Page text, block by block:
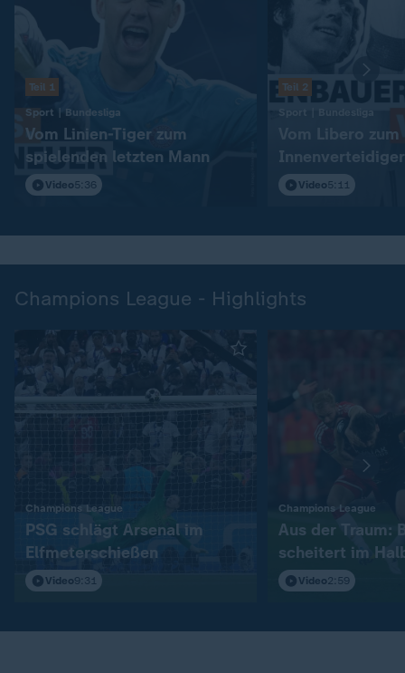
Teil 1
Sport | Bundesliga
Vom Linien-Tiger zum
spielenden letzten Mann
Video5:36
Teil 2
Sport | Bundesliga
Vom Libero
Innenverteidiger
Video5:11
Champions League - Highlights
Champions League
PSG schlägt Arsenal im
Elfmeterschießen
Video9:31
Champions League
Aus der Traum:
scheitert im
Video2:59